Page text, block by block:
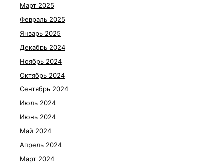
Март 2025
Февраль 2025
Январь 2025
Декабрь 2024
Ноябрь 2024
Октябрь 2024
Сентябрь 2024
Июль 2024
Июнь 2024
Май 2024
Апрель 2024
Март 2024